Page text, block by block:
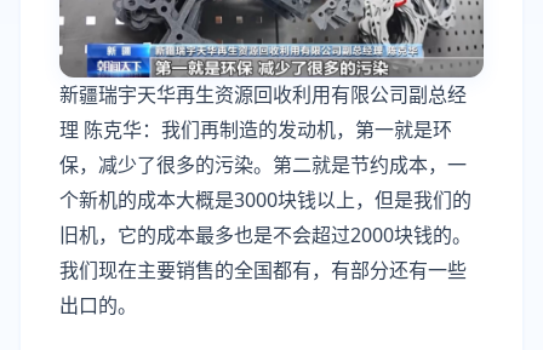
新疆瑞宇天华再生资源回收利用有限公司副总经
理 陈克华：我们再制造的发动机，第一就是环
保，减少了很多的污染。第二就是节约成本，一
个新机的成本大概是3000块钱以上，但是我们的
旧机，它的成本最多也是不会超过2000块钱的。
我们现在主要销售的全国都有，有部分还有一些
出口的。